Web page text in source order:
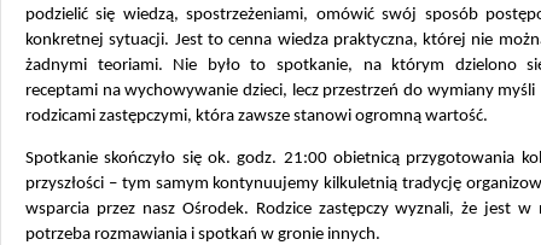
podzielić się wiedzą, spostrzeżeniami, omówić swój sposób
konkretnej sytuacji. Jest to cenna wiedza praktyczna, której nie
żadnymi teoriami. Nie było to spotkanie, na którym dzielono
receptami na wychowywanie dzieci, lecz przestrzeń do wymiany myśli
rodzicami zastępczymi, która zawsze stanowi ogromną wartość.
Spotkanie skończyło się ok. godz. 21:00 obietnicą przygotowania
przyszłości – tym samym kontynuujemy kilkuletnią tradycję
wsparcia przez nasz Ośrodek. Rodzice zastępczy wyznali, że jest w
potrzeba rozmawiania i spotkań w gronie innych.